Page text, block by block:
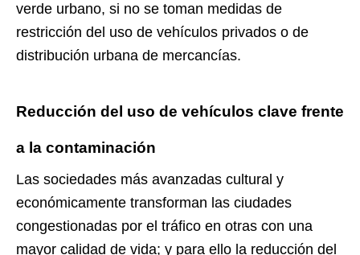
verde urbano, si no se toman medidas de
restricción del uso de vehículos privados o de
distribución urbana de mercancías.
Reducción del uso de vehículos clave frente
a la contaminación
Las sociedades más avanzadas cultural y
económicamente transforman las ciudades
congestionadas por el tráfico en otras con una
mayor calidad de vida; y para ello la reducción del